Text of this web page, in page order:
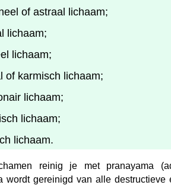
of astraal lichaam;
lichaam;
lichaam;
of karmisch lichaam;
lichaam;
lichaam;
lichaam.
reinig je met pranayama
wordt gereinigd van alle destructieve